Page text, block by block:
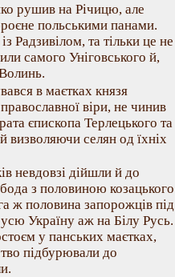
рушив на Річицю, але
польськими панами.
Радзивілом, та тільки це не
самого Уніговського й,
в маєтках князя
віри, не чинив
єпископа Терлецького та
визволяючи селян од їхніх
невдовзі дійшли й до
з половиною козацького
ж половина запорожців під
Україну аж на Білу Русь.
у панських маєтках,
підбурювали до